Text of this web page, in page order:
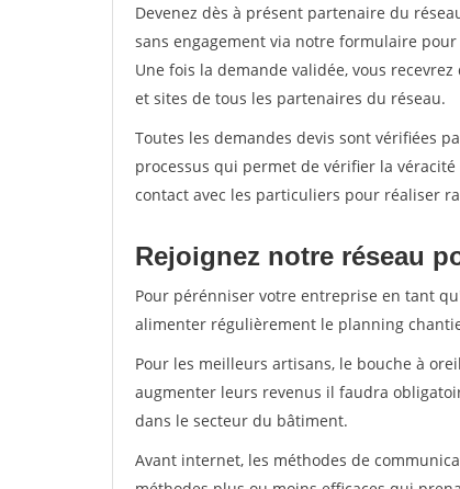
Devenez dès à présent partenaire du
sans engagement via notre formulaire
Une fois la demande validée, vous
et sites de tous les partenaires du réseau.
Toutes les demandes devis sont vérifiées
processus qui permet de vérifier la
contact avec les particuliers pour réaliser
Rejoignez notre réseau
Pour pérénniser votre entreprise en tant
alimenter régulièrement le planning
Pour les meilleurs artisans, le bouche à
augmenter leurs revenus il faudra
dans le secteur du bâtiment.
Avant internet, les méthodes de